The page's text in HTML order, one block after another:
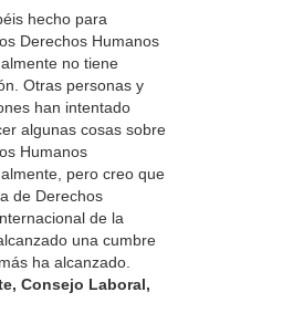
hecho para
Derechos Humanos
no tiene
Otras personas y
han intentado
algunas cosas sobre
Humanos
pero creo que
de Derechos
de la
una cumbre
ha alcanzado.
Consejo Laboral,